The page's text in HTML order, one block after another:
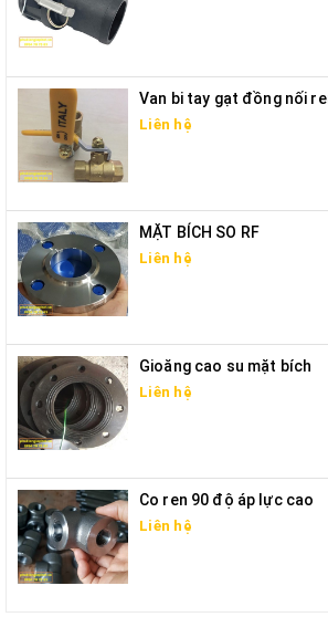
Van bi tay gạt đồng nối
Liên hệ
MẶT BÍCH SO RF
Liên hệ
Gioăng cao su mặt bích
Liên hệ
Co ren 90 độ áp lực cao
Liên hệ